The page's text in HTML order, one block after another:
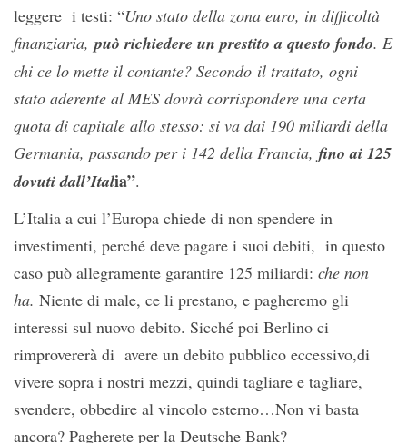
leggere i testi: “Uno stato della zona euro, in difficoltà
finanziaria, può richiedere un prestito a questo fondo. E
chi ce lo mette il contante? Secondo il trattato, ogni
stato aderente al MES dovrà corrispondere una certa
quota di capitale allo stesso: si va dai 190 miliardi della
Germania, passando per i 142 della Francia, fino ai 125
dovuti dall’Italia”.
L’Italia a cui l’Europa chiede di non spendere in
investimenti, perché deve pagare i suoi debiti, in questo
caso può allegramente garantire 125 miliardi: che non
ha. Niente di male, ce li prestano, e pagheremo gli
interessi sul nuovo debito. Sicché poi Berlino ci
rimprovererà di avere un debito pubblico eccessivo,di
vivere sopra i nostri mezzi, quindi tagliare e tagliare,
svendere, obbedire al vincolo esterno…Non vi basta
ancora? Pagherete per la Deutsche Bank?